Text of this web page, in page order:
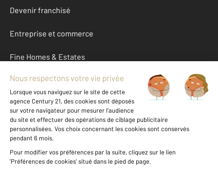
Devenir franchisé
Entreprise et commerce
Fine Homes & Estates
À propos
International
Nous contacter